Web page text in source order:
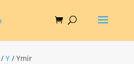
/ Y/ Ymir